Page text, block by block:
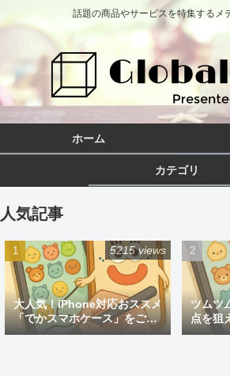
話題の商品やサービスを特集するメ
ホーム
カテゴリ
人気記事
大人気！iPhone対応おススメ
「でかスマホケース」をご紹
介
5215 views
ツムツ
点を狙
ン